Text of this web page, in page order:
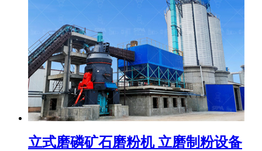
立式磨磷矿石磨粉机 立磨制粉设备